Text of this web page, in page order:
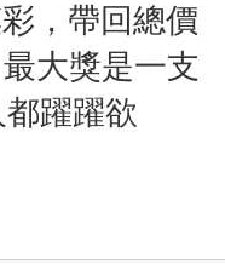
，帶回總價
大獎是一支
躍躍欲